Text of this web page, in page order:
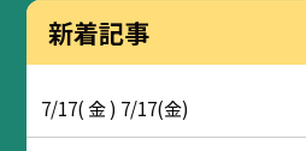
新着記事
7/17( 金 ) 7/17(金)